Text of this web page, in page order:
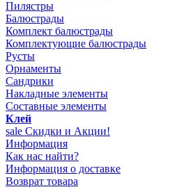
Пилястры
Балюстрады
Комплект балюстрады
Комплектующие балюстрады
Русты
Орнаменты
Сандрики
Накладные элементы
Составные элементы
Клей
sale Скидки и Акции!
Информация
Как нас найти?
Информация о доставке
Возврат товара